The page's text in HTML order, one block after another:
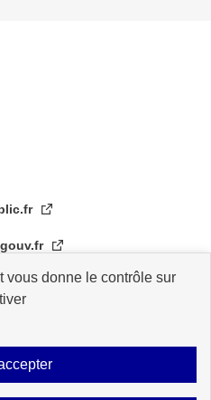
vous donne le contrôle sur
Logos Données personnelles